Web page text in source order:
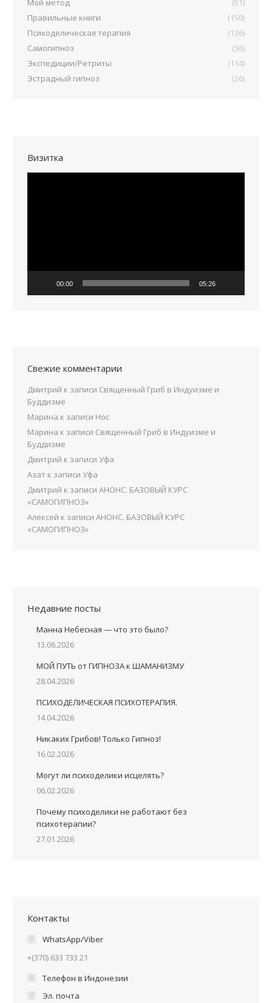
Мой метод
(51)
Правильные книги
(150)
Психоделическая терапия
(136)
Самогипноз
(56)
Экспедиции/Ретриты
(114)
Эстрадный гипноз
(26)
Визитка
00:00 05:26
Свежие комментарии
Дмитрий к записи Священный Гриб в Индуизме и
Буддизме
Марина к записи Нос
Марина к записи Священный Гриб в Индуизме и
Буддизме
Дмитрий к записи Уфа
Азат к записи Уфа
Дмитрий к записи АНОНС. БАЗОВЫЙ КУРС
«САМОГИПНОЗ»
Алексей к записи АНОНС. БАЗОВЫЙ КУРС
«САМОГИПНОЗ»
Недавние посты
Манна Небесная — что это было?
13.06.2026
МОЙ ПУТЬ от ГИПНОЗА к ШАМАНИЗМУ
28.04.2026
ПСИХОДЕЛИЧЕСКАЯ ПСИХОТЕРАПИЯ.
14.04.2026
Никаких Грибов! Только Гипноз!
16.02.2026
Могут ли психоделики исцелять?
06.02.2026
Почему психоделики не работают без
психотерапии?
27.01.2026
Контакты
WhatsApp/Viber
+(370) 633 733 21
Телефон в Индонезии
Эл. почта